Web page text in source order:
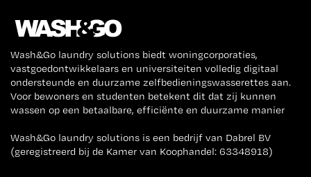
Wash&Go laundry solutions biedt woningcorporaties,
vastgoedontwikkelaars en universiteiten volledig digitaal
ondersteunde en duurzame zelfbedieningswasserettes aan.
Voor bewoners en studenten betekent dit dat zij kunnen
wassen op een betaalbare, efficiënte en duurzame manier
Wash&Go laundry solutions is een bedrijf van Dabrel BV
(geregistreerd bij de Kamer van Koophandel: 63348918)